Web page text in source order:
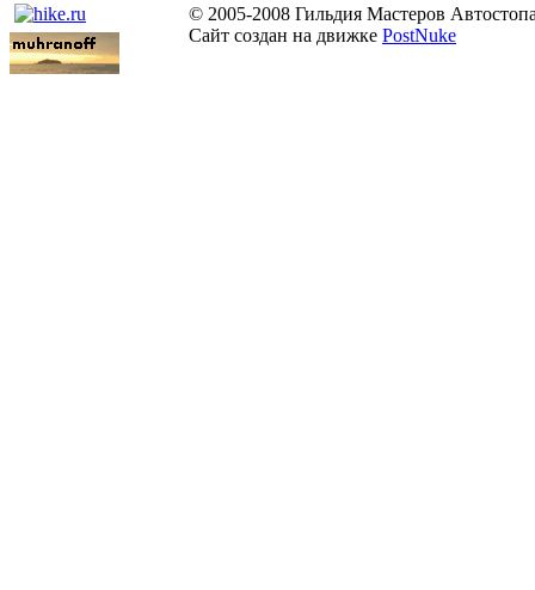
© 2005-2008 Гильдия Мастеров
Сайт создан на движке PostNuke